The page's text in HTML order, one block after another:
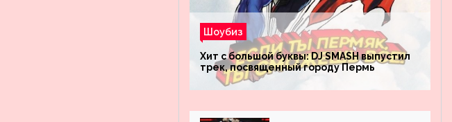
Шоубиз
Хит с большой буквы: DJ SMASH выпустил
трек, посвященный городу Пермь